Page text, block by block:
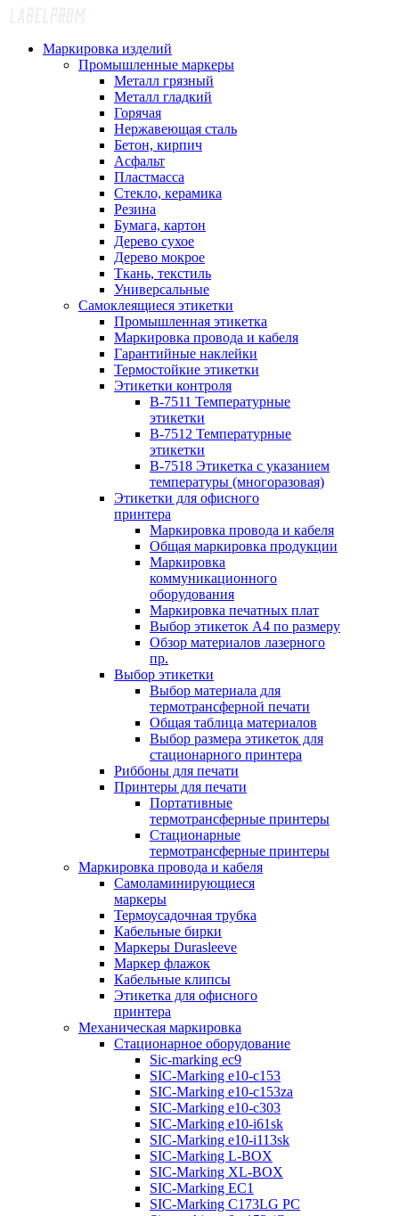
Маркировка изделий
Промышленные маркеры
Металл грязный
Металл гладкий
Горячая
Нержавеющая сталь
Бетон, кирпич
Асфальт
Пластмасса
Стекло, керамика
Резина
Бумага, картон
Дерево сухое
Дерево мокрое
Ткань, текстиль
Универсальные
Самоклеящиеся этикетки
Промышленная этикетка
Маркировка провода и кабеля
Гарантийные наклейки
Термостойкие этикетки
Этикетки контроля
B-7511 Температурные
этикетки
B-7512 Температурные
этикетки
B-7518 Этикетка с указанием
температуры (многоразовая)
Этикетки для офисного
принтера
Маркировка провода и кабеля
Общая маркировка продукции
Маркировка
коммуникационного
оборудования
Маркировка печатных плат
Выбор этикеток А4 по размеру
Обзор материалов лазерного
пр.
Выбор этикетки
Выбор материала для
термотрансферной печати
Общая таблица материалов
Выбор размера этикеток для
стационарного принтера
Риббоны для печати
Принтеры для печати
Портативные
термотрансферные принтеры
Стационарные
термотрансферные принтеры
Маркировка провода и кабеля
Самоламинирующиеся
маркеры
Термоусадочная трубка
Кабельные бирки
Маркеры Durasleeve
Маркер флажок
Кабельные клипсы
Этикетка для офисного
принтера
Механическая маркировка
Стационарное оборудование
Sic-marking ec9
SIC-Marking e10-c153
SIC-Marking e10-c153za
SIC-Marking e10-c303
SIC-Marking e10-i61sk
SIC-Marking e10-i113sk
SIC-Marking L-BOX
SIC-Marking XL-BOX
SIC-Marking EC1
SIC-Marking C173LG PC